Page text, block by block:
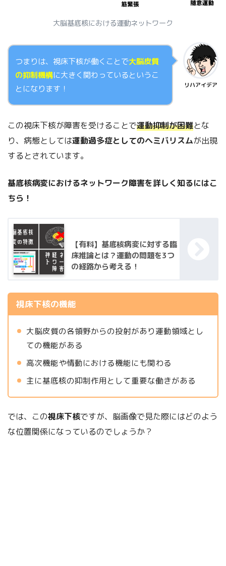
大脳基底核における運動ネットワーク
リハアイデア
つまりは、視床下核が働くことで大脳皮質
の抑制機構に大きく関わっているというこ
とになります！
この視床下核が障害を受けることで運動抑制が困難とな
り、病態としては運動過多症としてのヘミバリスムが出現
するとされています。
基底核病変におけるネットワーク障害を詳しく知るにはこ
ちら！
【有料】基底核病変に対する臨
床推論とは？運動の問題を3つ
の経路から考える！
視床下核の機能
大脳皮質の各領野からの投射があり運動領域とし
ての機能がある
高次機能や情動における機能にも関わる
主に基底核の抑制作用として重要な働きがある
では、この視床下核ですが、脳画像で見た際にはどのよう
な位置関係になっているのでしょうか？